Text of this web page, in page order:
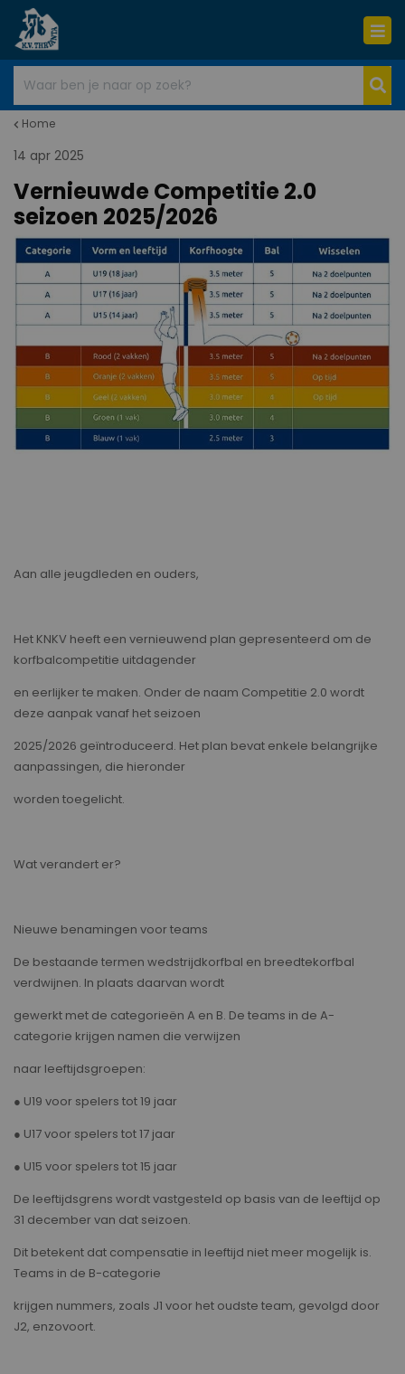
Home
14 apr 2025
Vernieuwde Competitie 2.0
seizoen 2025/2026
Aan alle jeugdleden en ouders,
Het KNKV heeft een vernieuwend plan gepresenteerd om de
korfbalcompetitie uitdagender
en eerlijker te maken. Onder de naam Competitie 2.0 wordt
deze aanpak vanaf het seizoen
2025/2026 geïntroduceerd. Het plan bevat enkele belangrijke
aanpassingen, die hieronder
worden toegelicht.
Wat verandert er?
Nieuwe benamingen voor teams
De bestaande termen wedstrijdkorfbal en breedtekorfbal
verdwijnen. In plaats daarvan wordt
gewerkt met de categorieën A en B. De teams in de A-
categorie krijgen namen die verwijzen
naar leeftijdsgroepen:
● U19 voor spelers tot 19 jaar
● U17 voor spelers tot 17 jaar
● U15 voor spelers tot 15 jaar
De leeftijdsgrens wordt vastgesteld op basis van de leeftijd op
31 december van dat seizoen.
Dit betekent dat compensatie in leeftijd niet meer mogelijk is.
Teams in de B-categorie
krijgen nummers, zoals J1 voor het oudste team, gevolgd door
J2, enzovoort.